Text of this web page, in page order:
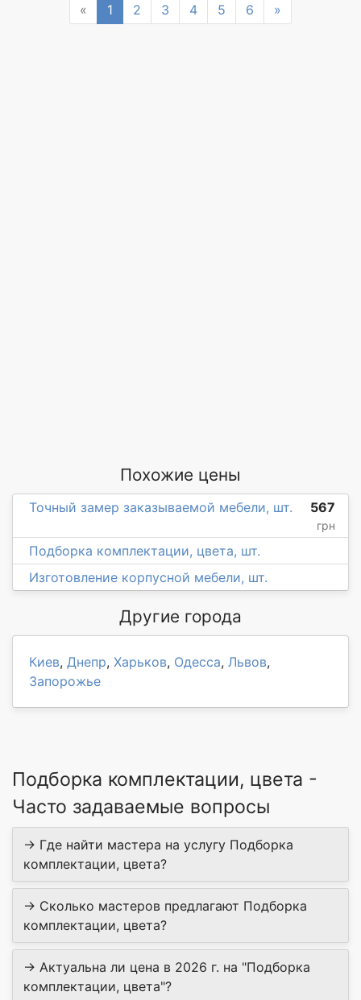
« Previous
1 2 3 4 5 6 »
Похожие цены
Точный замер заказываемой мебели, шт. 567
грн
Подборка комплектации, цвета, шт.
Изготовление корпусной мебели, шт.
Другие города
Киев, Днепр, Харьков, Одесса, Львов,
Запорожье
Подборка комплектации, цвета -
Часто задаваемые вопросы
→ Где найти мастера на услугу Подборка
комплектации, цвета?
→ Сколько мастеров предлагают Подборка
комплектации, цвета?
→ Актуальна ли цена в 2026 г. на "Подборка
комплектации, цвета"?